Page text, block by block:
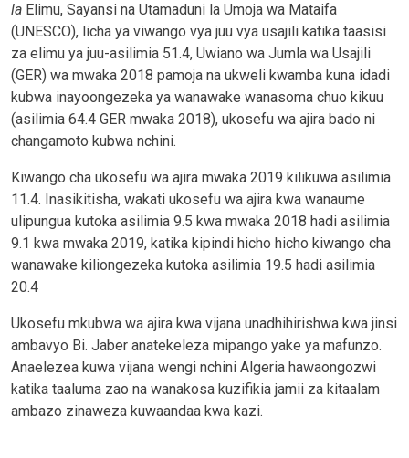
la Elimu, Sayansi na Utamaduni la Umoja wa Mataifa
(UNESCO), licha ya viwango vya juu vya usajili katika taasisi
za elimu ya juu-asilimia 51.4, Uwiano wa Jumla wa Usajili
(GER) wa mwaka 2018 pamoja na ukweli kwamba kuna idadi
kubwa inayoongezeka ya wanawake wanasoma chuo kikuu
(asilimia 64.4 GER mwaka 2018), ukosefu wa ajira bado ni
changamoto kubwa nchini.
Kiwango cha ukosefu wa ajira mwaka 2019 kilikuwa asilimia
11.4. Inasikitisha, wakati ukosefu wa ajira kwa wanaume
ulipungua kutoka asilimia 9.5 kwa mwaka 2018 hadi asilimia
9.1 kwa mwaka 2019, katika kipindi hicho hicho kiwango cha
wanawake kiliongezeka kutoka asilimia 19.5 hadi asilimia
20.4
Ukosefu mkubwa wa ajira kwa vijana unadhihirishwa kwa jinsi
ambavyo Bi. Jaber anatekeleza mipango yake ya mafunzo.
Anaelezea kuwa vijana wengi nchini Algeria hawaongozwi
katika taaluma zao na wanakosa kuzifikia jamii za kitaalam
ambazo zinaweza kuwaandaa kwa kazi.